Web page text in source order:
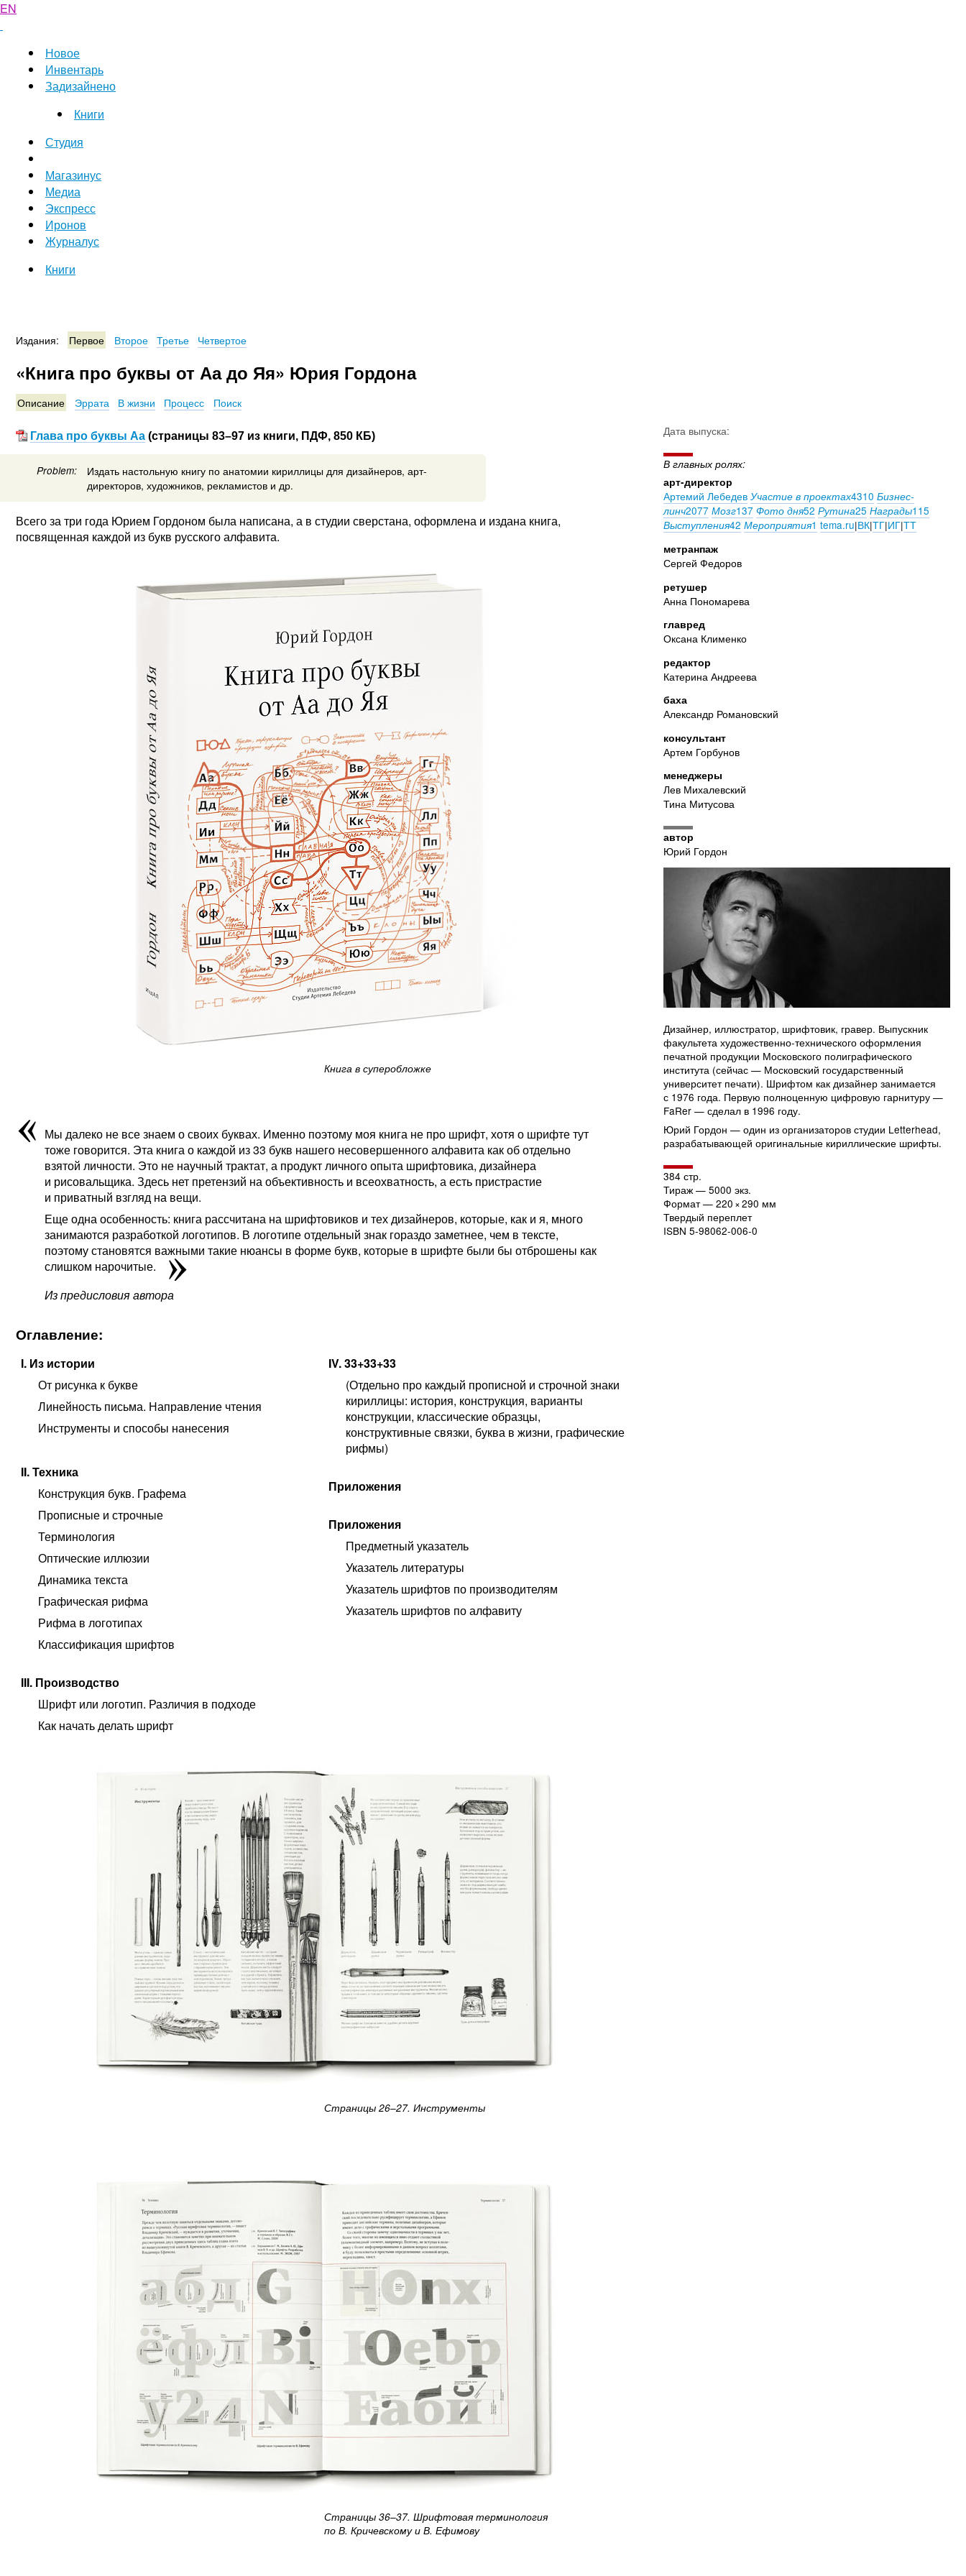
EN
Новое
Инвентарь
Задизайнено
Книги
Студия
Магазинус
Медиа
Экспресс
Иронов
Журналус
Книги
Издания: Первое Второе Третье Четвертое
«Книга про буквы от Аа до Яя» Юрия Гордона
Описание Эррата В жизни Процесс Поиск
Глава про буквы Аа (страницы 83–97 из книги, ПДФ, 850 КБ)
Problem:
Издать настольную книгу по анатомии кириллицы для дизайнеров, арт-
директоров, художников, рекламистов и др.
Всего за три года Юрием Гордоном была написана, а в студии сверстана, оформлена и издана книга,
посвященная каждой из букв русского алфавита.
Книга в суперобложке
Мы далеко не все знаем о своих буквах. Именно поэтому моя книга не про шрифт, хотя о шрифте тут
тоже говорится. Эта книга о каждой из 33 букв нашего несовершенного алфавита как об отдельно
взятой личности. Это не научный трактат, а продукт личного опыта шрифтовика, дизайнера
и рисовальщика. Здесь нет претензий на объективность и всеохватность, а есть пристрастие
и приватный взгляд на вещи.
Еще одна особенность: книга рассчитана на шрифтовиков и тех дизайнеров, которые, как и я, много
занимаются разработкой логотипов. В логотипе отдельный знак гораздо заметнее, чем в тексте,
поэтому становятся важными такие нюансы в форме букв, которые в шрифте были бы отброшены как
слишком нарочитые.
Из предисловия автора
Оглавление:
I. Из истории
От рисунка к букве
Линейность письма. Направление чтения
Инструменты и способы нанесения
II. Техника
Конструкция букв. Графема
Прописные и строчные
Терминология
Оптические иллюзии
Динамика текста
Графическая рифма
Рифма в логотипах
Классификация шрифтов
III. Производство
Шрифт или логотип. Различия в подходе
Как начать делать шрифт
IV. 33+33+33
(Отдельно про каждый прописной и строчной знаки
кириллицы: история, конструкция, варианты
конструкции, классические образцы,
конструктивные связки, буква в жизни, графические
рифмы)
Приложения
Приложения
Предметный указатель
Указатель литературы
Указатель шрифтов по производителям
Указатель шрифтов по алфавиту
Страницы 26–27. Инструменты
Страницы 36–37. Шрифтовая терминология
по В. Кричевскому и В. Ефимову
Дата выпуска:
В главных ролях:
арт-директор
Артемий Лебедев Участие в проектах4310 Бизнес-
линч2077 Мозг137 Фото дня52 Рутина25 Награды115
Выступления42 Мероприятия1 tema.ru|ВК|ТГ|ИГ|ТТ
метранпаж
Сергей Федоров
ретушер
Анна Пономарева
главред
Оксана Клименко
редактор
Катерина Андреева
баха
Александр Романовский
консультант
Артем Горбунов
менеджеры
Лев Михалевский
Тина Митусова
автор
Юрий Гордон
Дизайнер, иллюстратор, шрифтовик, гравер. Выпускник
факультета художественно-технического оформления
печатной продукции Московского полиграфического
института (сейчас — Московский государственный
университет печати). Шрифтом как дизайнер занимается
с 1976 года. Первую полноценную цифровую гарнитуру —
FaRer — сделал в 1996 году.
Юрий Гордон — один из организаторов студии Letterhead,
разрабатывающей оригинальные кириллические шрифты.
384 стр.
Тираж — 5000 экз.
Формат — 220 ×290 мм
Твердый переплет
ISBN 5-98062-006-0